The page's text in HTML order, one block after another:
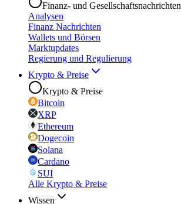
Finanz- und Gesellschaftsnachrichten
Analysen
Finanz Nachrichten
Wallets und Börsen
Marktupdates
Regierung und Regulierung
Krypto & Preise
Krypto & Preise
Bitcoin
XRP
Ethereum
Dogecoin
Solana
Cardano
SUI
Alle Krypto & Preise
Wissen